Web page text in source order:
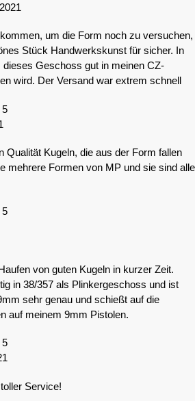
um die Form noch zu versuchen,
Stück Handwerkskunst für sicher. In
dieses Geschoss gut in meinen CZ-
wird. Der Versand war extrem schnell
5
Qualität Kugeln, die aus der Form fallen
mehrere Formen von MP und sie sind alle
5
von guten Kugeln in kurzer Zeit.
in 38/357 als Plinkergeschoss und ist
sehr genau und schießt auf die
auf meinem 9mm Pistolen.
5
Service!